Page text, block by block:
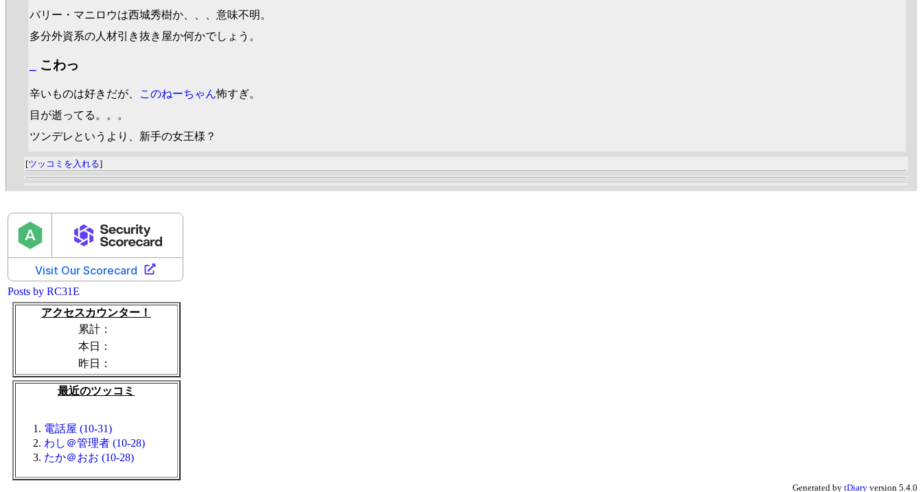
バリー・マニロウは西城秀樹か、、、意味不明。
多分外資系の人材引き抜き屋か何かでしょう。
こわっ
辛いものは好きだが、 このねーちゃん怖すぎ。
目が逝ってる。。。
ツンデレというより、新手の女王様？
[ツッコミを入れる]
Posts by RC31E
アクセスカウンター！
累計：
本日：
昨日：
最近のツッコミ
電話屋 (10-31)
わし＠管理者 (10-28)
たか＠おお (10-28)
Generated by tDiary version 5.4.0